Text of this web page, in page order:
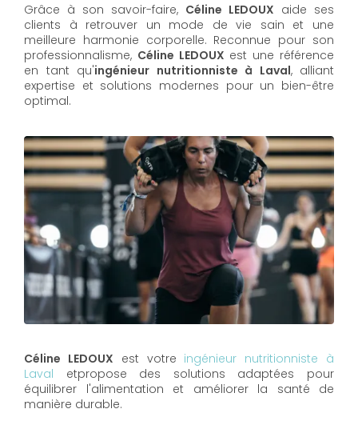
Grâce à son savoir-faire, Céline LEDOUX aide ses
clients à retrouver un mode de vie sain et une
meilleure harmonie corporelle. Reconnue pour son
professionnalisme, Céline LEDOUX est une référence
en tant qu'ingénieur nutritionniste à Laval, alliant
expertise et solutions modernes pour un bien-être
optimal.
Céline LEDOUX est votre ingénieur nutritionniste à
Laval etpropose des solutions adaptées pour
équilibrer l'alimentation et améliorer la santé de
manière durable.